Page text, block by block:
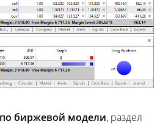
по биржевой модели, раздел